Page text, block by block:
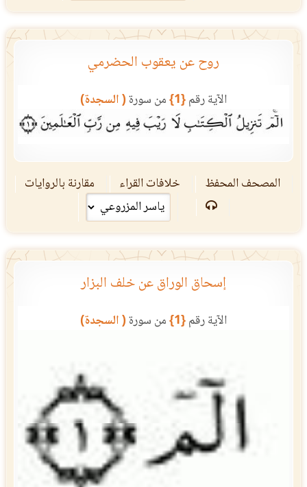
روح عن يعقوب الحضرمي
الآية رقم{1} من سورة( السجدة)
المصحف المحفظ خلافات القراء مقارنة بالروايات
إسحاق الوراق عن خلف البزار
الآية رقم{1} من سورة( السجدة)